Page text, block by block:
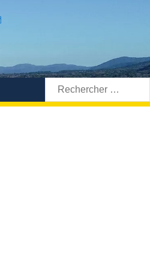
Rechercher: